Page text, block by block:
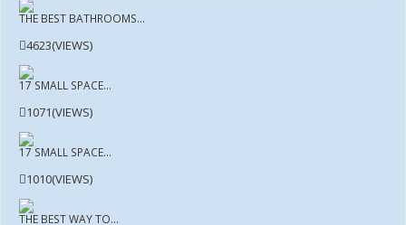
THE BEST BATHROOMS...
4623(VIEWS)
17 SMALL SPACE...
1071(VIEWS)
17 SMALL SPACE...
1010(VIEWS)
THE BEST WAY TO...